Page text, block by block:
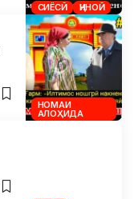
СИЁСӢ ҶИНОӢ
НОМАИ
АЛОҲИДА